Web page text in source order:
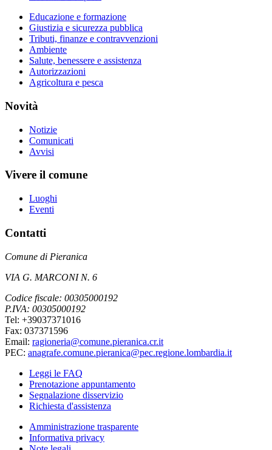
Educazione e formazione
Giustizia e sicurezza pubblica
Tributi, finanze e contravvenzioni
Ambiente
Salute, benessere e assistenza
Autorizzazioni
Agricoltura e pesca
Novità
Notizie
Comunicati
Avvisi
Vivere il comune
Luoghi
Eventi
Contatti
Comune di Pieranica
VIA G. MARCONI N. 6
Codice fiscale: 00305000192
P.IVA: 00305000192
Tel: +39037371016
Fax: 037371596
Email: ragioneria@comune.pieranica.cr.it
PEC: anagrafe.comune.pieranica@pec.regione.lombardia.it
Leggi le FAQ
Prenotazione appuntamento
Segnalazione disservizio
Richiesta d'assistenza
Amministrazione trasparente
Informativa privacy